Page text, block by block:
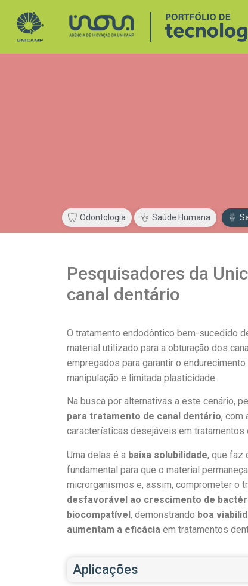
Odontologia Saúde Humana
Pesquisadores da
canal dentário
O tratamento endodôntico bem-sucedido
material utilizado para a obturação dos
empregados para garantir o
manipulação e limitada plasticidade.
Na busca por alternativas a este cenário,
para tratamento de canal dentário, com
características desejáveis em tratamentos
Uma delas é a baixa solubilidade, que faz
fundamental para que o material
microrganismos e, assim, comprometer o
desfavorável ao crescimento de
biocompatível, demonstrando boa
aumentam a eficácia em tratamentos
Aplicações